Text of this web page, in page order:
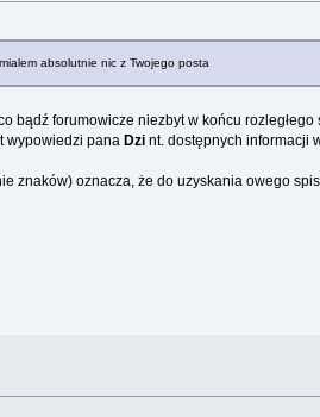
absolutnie nic z Twojego posta
bądź forumowicze niezbyt w końcu
wypowiedzi pana Dzint. dostępnych informacji
oznacza, że do uzyskania owego